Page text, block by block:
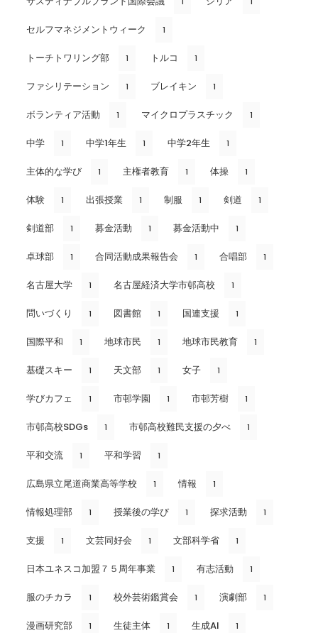
セルフマネジメントウィーク 1
トーチトワリング部 1 トルコ 1
ファシリテーション 1 ブレイキン 1
ボランティア活動 1 マイクロプラスチック 1
中学 1 中学1年生 1 中学2年生 1
主体的な学び 1 主権者教育 1 体操 1
体験 1 出張授業 1 制服 1 剣道 1
剣道部 1 募金活動 1 募金活動中 1
卓球部 1 合同活動成果報告会 1 合唱部 1
名古屋大学 1 名古屋経済大学市邨高校 1
問いづくり 1 図書館 1 国連支援 1
国際平和 1 地球市民 1 地球市民教育 1
基礎スキー 1 天文部 1 女子 1
学びカフェ 1 市邨学園 1 市邨芳樹 1
市邨高校SDGs 1 市邨高校難民支援の夕べ 1
平和交流 1 平和学習 1
広島県立尾道商業高等学校 1 情報 1
情報処理部 1 授業後の学び 1 探求活動 1
支援 1 文芸同好会 1 文部科学省 1
日本ユネスコ加盟７５周年事業 1 有志活動 1
服のチカラ 1 校外芸術鑑賞会 1 演劇部 1
漫画研究部 1 生徒主体 1 生成AI 1